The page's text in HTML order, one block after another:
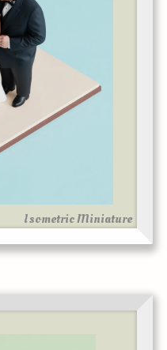
Isometric Miniature